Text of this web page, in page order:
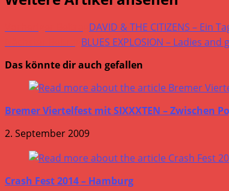
DAVID & THE CITIZENS – Ein
BLUES EXPLOSION – Ladies and
Das könnte dir auch gefallen
Bremer Viertelfest mit SIXXXTEN – Zwischen
2. September 2009
Crash Fest 2014 – Hamburg